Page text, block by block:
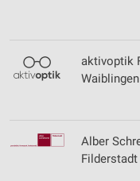
aktivoptik
Waiblingen
Alber
Filderstadt